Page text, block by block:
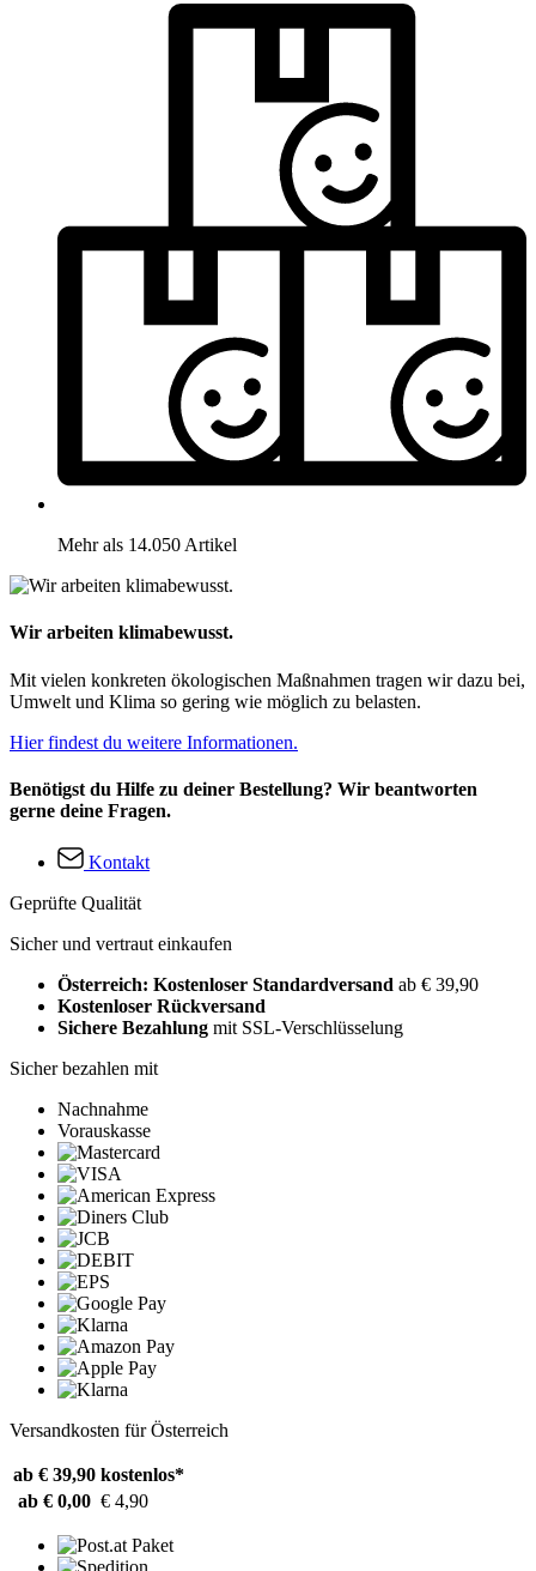
Mehr als 14.050 Artikel
Wir arbeiten klimabewusst.
Mit vielen konkreten ökologischen Maßnahmen tragen wir dazu bei,
Umwelt und Klima so gering wie möglich zu belasten.
Hier findest du weitere Informationen.
Benötigst du Hilfe zu deiner Bestellung? Wir beantworten
gerne deine Fragen.
Kontakt
Geprüfte Qualität
Sicher und vertraut einkaufen
Österreich: Kostenloser Standardversand ab € 39,90
Kostenloser Rückversand
Sichere Bezahlung mit SSL-Verschlüsselung
Sicher bezahlen mit
Nachnahme
Vorauskasse
Versandkosten für Österreich
ab € 39,90 kostenlos*
ab € 0,00 € 4,90